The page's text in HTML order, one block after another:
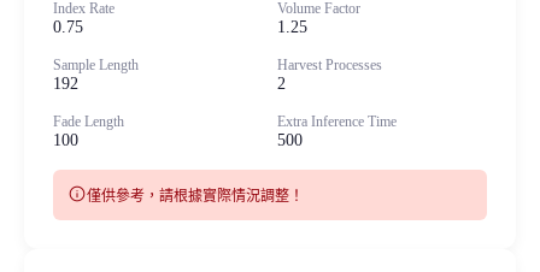
Index Rate
0.75
Volume Factor
1.25
Sample Length
192
Harvest Processes
2
Fade Length
100
Extra Inference Time
500
info僅供參考，請根據實際情況調整！